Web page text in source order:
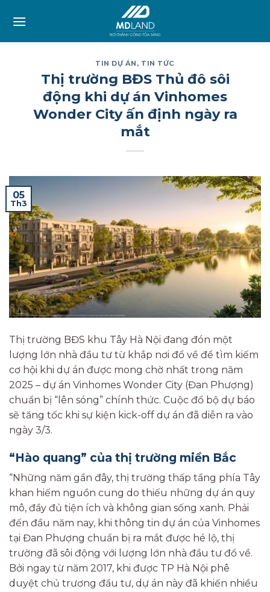
TIN DỰ ÁN , TIN TỨC
Thị trường BĐS Thủ đô sôi
động khi dự án Vinhomes
Wonder City ấn định ngày ra
mắt
05
Th3
Thị trường BĐS khu Tây Hà Nội đang đón một
lượng lớn nhà đầu tư từ khắp nơi đổ về để tìm kiếm
cơ hội khi dự án được mong chờ nhất trong năm
2025 – dự án Vinhomes Wonder City (Đan Phượng)
chuẩn bị “lên sóng” chính thức. Cuộc đổ bộ dự báo
sẽ tăng tốc khi sự kiện kick-off dự án đã diễn ra vào
ngày 3/3.
“Hào quang” của thị trường miền Bắc
“Những năm gần đây, thị trường thấp tầng phía Tây
khan hiếm nguồn cung do thiếu những dự án quy
mô, đầy đủ tiện ích và không gian sống xanh. Phải
đến đầu năm nay, khi thông tin dự án của Vinhomes
tại Đan Phượng chuẩn bị ra mắt được hé lộ, thị
trường đã sôi động với lượng lớn nhà đầu tư đổ về.
Bởi ngay từ năm 2017, khi được TP Hà Nội phê
duyệt chủ trương đầu tư, dự án này đã khiến nhiều